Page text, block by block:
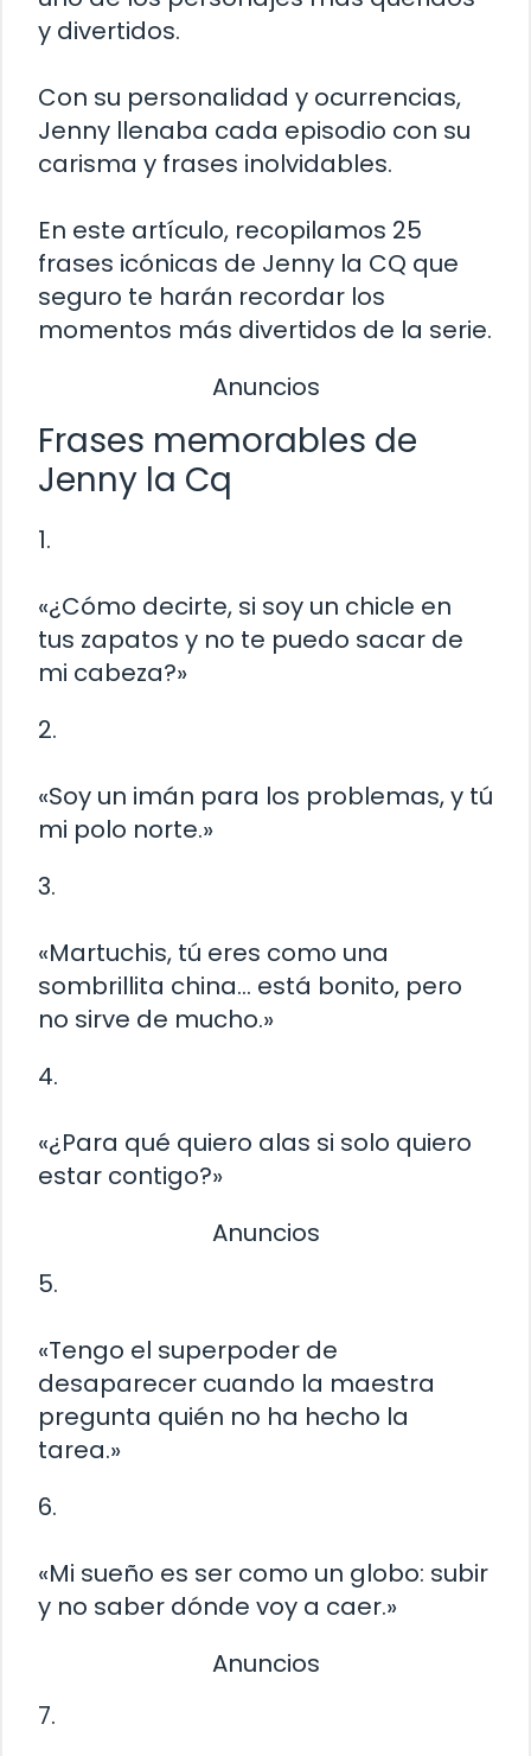
y divertidos.
Con su personalidad y ocurrencias,
Jenny llenaba cada episodio con su
carisma y frases inolvidables.
En este artículo, recopilamos 25
frases icónicas de Jenny la CQ que
seguro te harán recordar los
momentos más divertidos de la serie.
Anuncios
Frases memorables de
Jenny la Cq
1.
«¿Cómo decirte, si soy un chicle en
tus zapatos y no te puedo sacar de
mi cabeza?»
2.
«Soy un imán para los problemas, y tú
mi polo norte.»
3.
«Martuchis, tú eres como una
sombrillita china… está bonito, pero
no sirve de mucho.»
4.
«¿Para qué quiero alas si solo quiero
estar contigo?»
Anuncios
5.
«Tengo el superpoder de
desaparecer cuando la maestra
pregunta quién no ha hecho la
tarea.»
6.
«Mi sueño es ser como un globo: subir
y no saber dónde voy a caer.»
Anuncios
7.